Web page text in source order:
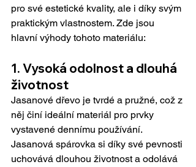
pro své estetické kvality, ale i díky svým
praktickým vlastnostem. Zde jsou
hlavní výhody tohoto materiálu:
1. Vysoká odolnost a dlouhá
životnost
Jasanové dřevo je tvrdé a pružné, což z
něj činí ideální materiál pro prvky
vystavené dennímu používání.
Jasanová spárovka si díky své pevnosti
uchovává dlouhou životnost a odolává